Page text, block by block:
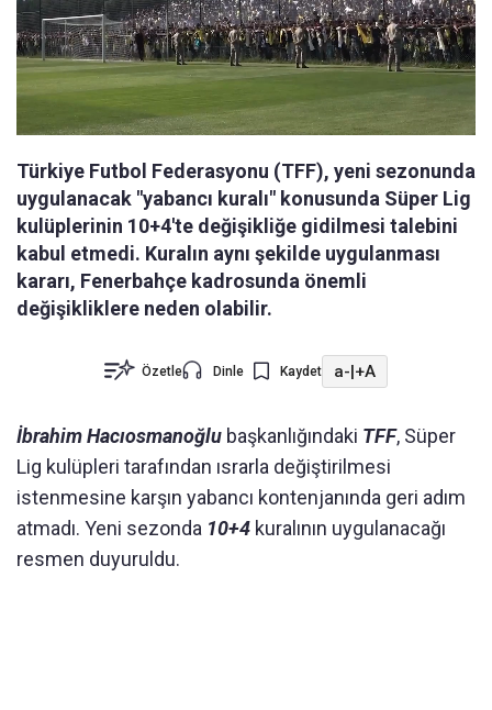
Türkiye Futbol Federasyonu (TFF), yeni sezonunda
uygulanacak "yabancı kuralı" konusunda Süper Lig
kulüplerinin 10+4'te değişikliğe gidilmesi talebini
kabul etmedi. Kuralın aynı şekilde uygulanması
kararı, Fenerbahçe kadrosunda önemli
değişikliklere neden olabilir.
Özetle Dinle Kaydet a-|+A
İbrahim Hacıosmanoğlu başkanlığındaki TFF, Süper
Lig kulüpleri tarafından ısrarla değiştirilmesi
istenmesine karşın yabancı kontenjanında geri adım
atmadı. Yeni sezonda 10+4 kuralının uygulanacağı
resmen duyuruldu.